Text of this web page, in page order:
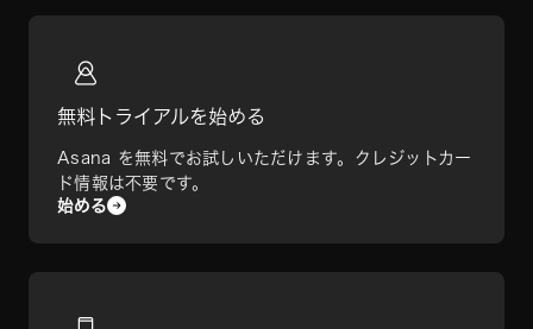
無料トライアルを始める
Asana を無料でお試しいただけます。クレジットカー
ド情報は不要です。
始める